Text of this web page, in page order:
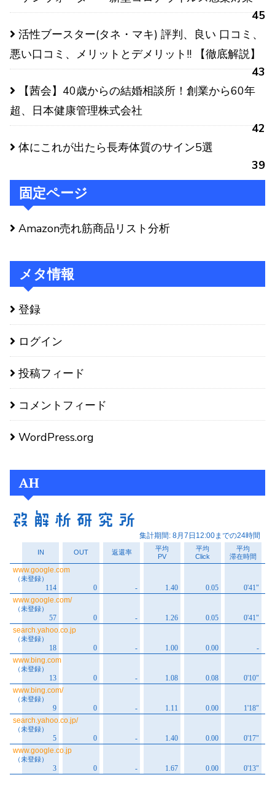
45
活性ブースター(タネ・マキ) 評判、良い 口コミ、
悪い口コミ、メリットとデメリット!! 【徹底解説】
43
【茜会】40歳からの結婚相談所！創業から60年
超、日本健康管理株式会社
42
体にこれが出たら長寿体質のサイン5選
39
固定ページ
Amazon売れ筋商品リスト分析
メタ情報
登録
ログイン
投稿フィード
コメントフィード
WordPress.org
AH